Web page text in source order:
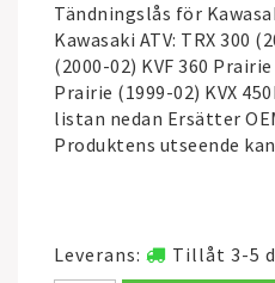
Tändningslås för
Kawasaki ATV: TRX 300
(2000-02) KVF 360
Prairie (1999-02) KVX
listan nedan Ersätter
Produktens utseende
Leverans: Tillåt 3-5